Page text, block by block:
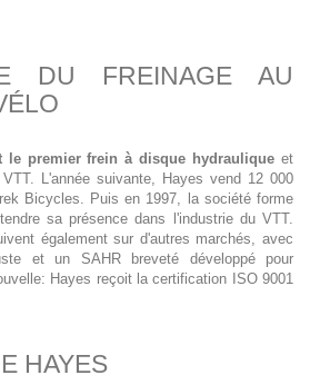
DU FREINAGE AU
le premier frein à disque hydraulique et
VTT. L'année suivante, Hayes vend 12 000
Bicycles. Puis en 1997, la société forme
sa présence dans l'industrie du VTT.
également sur d'autres marchés, avec
et un SAHR breveté développé pour
Hayes reçoit la certification ISO 9001
HAYES